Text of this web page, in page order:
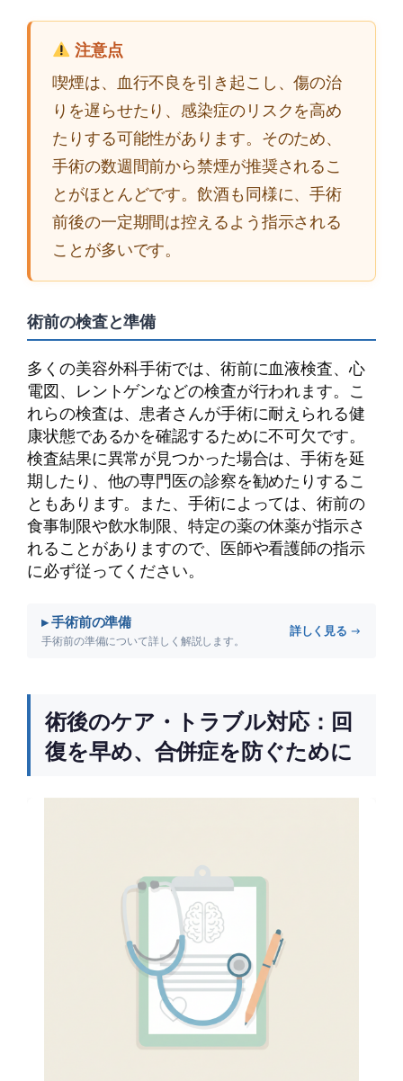
注意点
喫煙は、血行不良を引き起こし、傷の治
りを遅らせたり、感染症のリスクを高め
たりする可能性があります。そのため、
手術の数週間前から禁煙が推奨されるこ
とがほとんどです。飲酒も同様に、手術
前後の一定期間は控えるよう指示される
ことが多いです。
術前の検査と準備
多くの美容外科手術では、術前に血液検査、心
電図、レントゲンなどの検査が行われます。こ
れらの検査は、患者さんが手術に耐えられる健
康状態であるかを確認するために不可欠です。
検査結果に異常が見つかった場合は、手術を延
期したり、他の専門医の診察を勧めたりするこ
ともあります。また、手術によっては、術前の
食事制限や飲水制限、特定の薬の休薬が指示さ
れることがありますので、医師や看護師の指示
に必ず従ってください。
▸ 手術前の準備
手術前の準備について詳しく解説します。
詳しく見る →
術後のケア・トラブル対応：回
復を早め、合併症を防ぐために